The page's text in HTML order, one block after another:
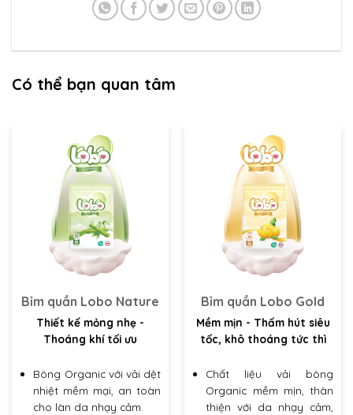
Có thể bạn quan tâm
Bỉm quần Lobo Nature
Thiết kế mỏng nhẹ -
Thoáng khí tối ưu
Bông Organic với vải dệt
nhiệt mềm mại, an toàn
cho làn da nhạy cảm.
Bỉm quần Lobo Gold
Mềm mịn - Thấm hút siêu
tốc, khô thoáng tức thì
Chất liệu vải bông
Organic mềm mịn, thân
thiện với da nhạy cảm,